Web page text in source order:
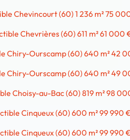
Chevincourt (60) 1 236 m² 75
Chevrières (60) 611 m² 61 000
Chiry-Ourscamp (60) 640 m² 42
Chiry-Ourscamp (60) 640 m² 49
Choisy-au-Bac (60) 819 m² 98
Cinqueux (60) 600 m² 99 990
Cinqueux (60) 600 m² 99 990